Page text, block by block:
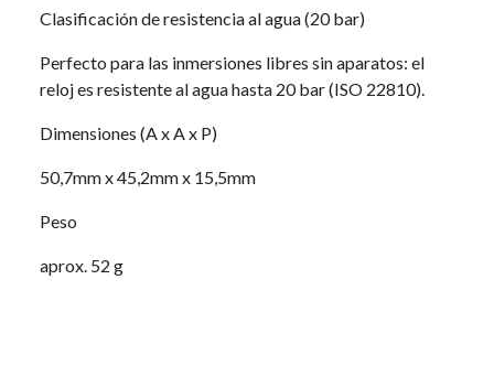
Clasificación de resistencia al agua (20 bar)
Perfecto para las inmersiones libres sin aparatos: el
reloj es resistente al agua hasta 20 bar (ISO 22810).
Dimensiones (A x A x P)
50,7mm x 45,2mm x 15,5mm
Peso
aprox. 52 g